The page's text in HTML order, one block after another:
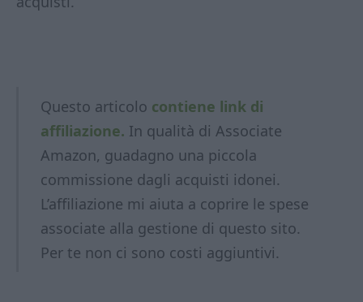
Questo articolo contiene link di
affiliazione. In qualità di Associate
Amazon, guadagno una piccola
commissione dagli acquisti idonei.
L’affiliazione mi aiuta a coprire le spese
associate alla gestione di questo sito.
Per te non ci sono costi aggiuntivi.